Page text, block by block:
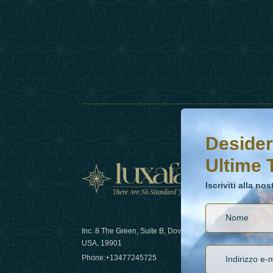
Inc. 8 The Green, Suite B, Dover, DE
USA, 19901
Phone:+13477245725
Come la
lusso nel
Desideri saperne di
Iscriviti alla nostra
Ultime
Iscriviti alla